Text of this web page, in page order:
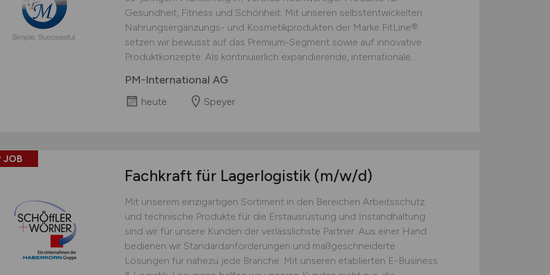
Gesundheit, Fitness und Schönheit. Mit unseren selbstentwickelten
Nahrungsergänzungs- und Kosmetikprodukten der Marke FitLine®
setzen wir bewusst auf das Premium-Segment sowie auf innovative
Produktkonzepte. Als kontinuierlich expandierende, internationale...
PM-International AG
heute Speyer
JOB
Fachkraft für Lagerlogistik (m/w/d)
Mit unserem einzigartigen Sortiment in den Bereichen Arbeitsschutz
und technische Produkte für die Erstausrüstung und Instandhaltung
sind wir für unsere Kunden der verlässlichste Partner. Aus einer Hand
bedienen wir Standardanforderungen und maßgeschneiderte
Lösungen für nahezu jede Branche. Mit unseren etablierten E-Business